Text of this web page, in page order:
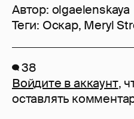
Автор: olgaelenskaya
Теги: Оскар, Meryl
38
Войдите в аккаунт,
оставлять